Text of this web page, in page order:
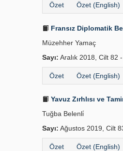
Özet Özet (English)
Fransız Diplomatik
Müzehher Yamaç
Sayı: Aralık 2018, Cilt 82
Özet Özet (English)
Yavuz Zırhlısı ve
Tuğba Belenli̇
Sayı: Ağustos 2019, Cilt
Özet Özet (English)